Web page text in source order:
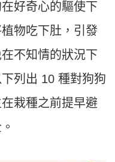
好奇心的驅使下
物吃下肚，引發
不知情的狀況下
列出 10 種對狗狗
栽種之前提早避